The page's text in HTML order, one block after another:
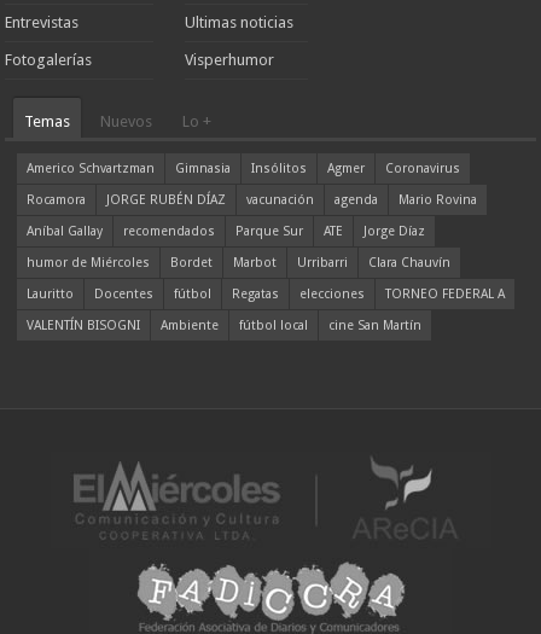
Entrevistas
Fotogalerías
Ultimas noticias
Visperhumor
Temas Nuevos Lo +
Americo Schvartzman Gimnasia Insólitos Agmer
Coronavirus
Rocamora
JORGE RUBÉN DÍAZ vacunación agenda
Mario Rovina
Aníbal Gallay
recomendados Parque Sur ATE
Jorge Díaz
humor de Miércoles
Bordet Marbot Urribarri
Clara Chauvín
Lauritto
Docentes fútbol Regatas elecciones
TORNEO FEDERAL A
VALENTÍN BISOGNI
Ambiente fútbol local cine San Martín